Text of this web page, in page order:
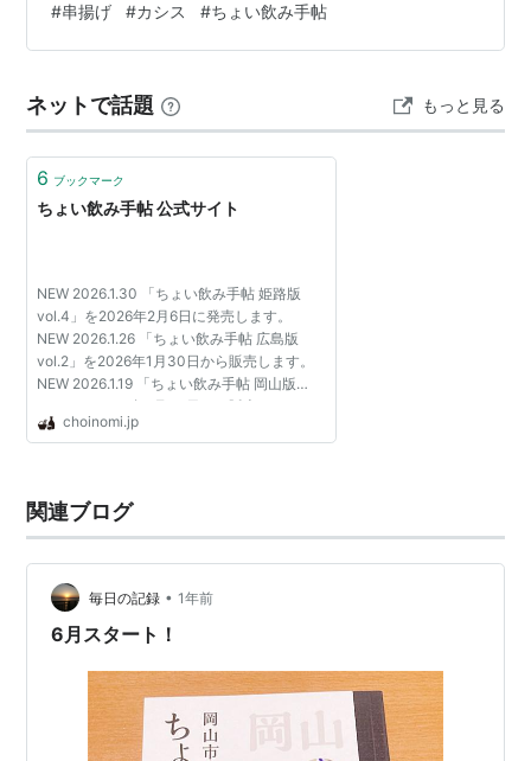
#串揚げ #カシス #ちょい飲み手帖
ネットで話題 もっと見る
6 ブックマーク
ちょい飲み手帖 公式サイト
NEW 2026.1.30 「ちょい飲み手帖 姫路版
vol.4」を2026年2月6日に発売します。
NEW 2026.1.26 「ちょい飲み手帖 広島版
vol.2」を2026年1月30日から販売します。
NEW 2026.1.19 「ちょい飲み手帖 岡山版
vol.6」を2026年1月30日から販売します。
NEW 2026.1.19 「ちょい飲み手帖 高松版
choinomi.jp
関連ブログ
毎日の記録 • 1年前
6月スタート！